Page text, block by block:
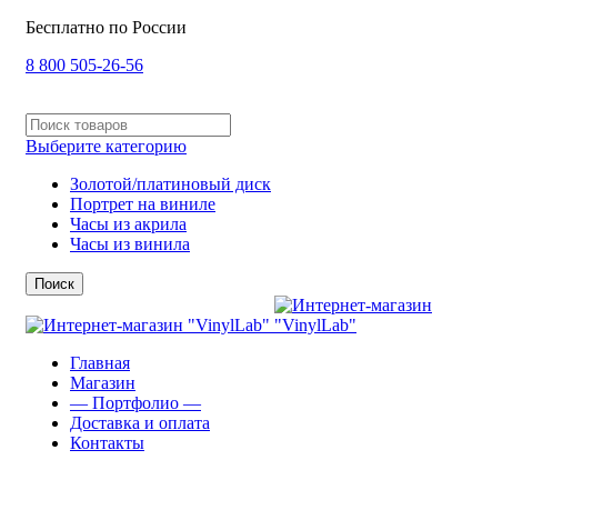
Бесплатно по России
8 800 505-26-56
Выберите категорию
Золотой/платиновый диск
Портрет на виниле
Часы из акрила
Часы из винила
Поиск
Главная
Магазин
— Портфолио —
Доставка и оплата
Контакты